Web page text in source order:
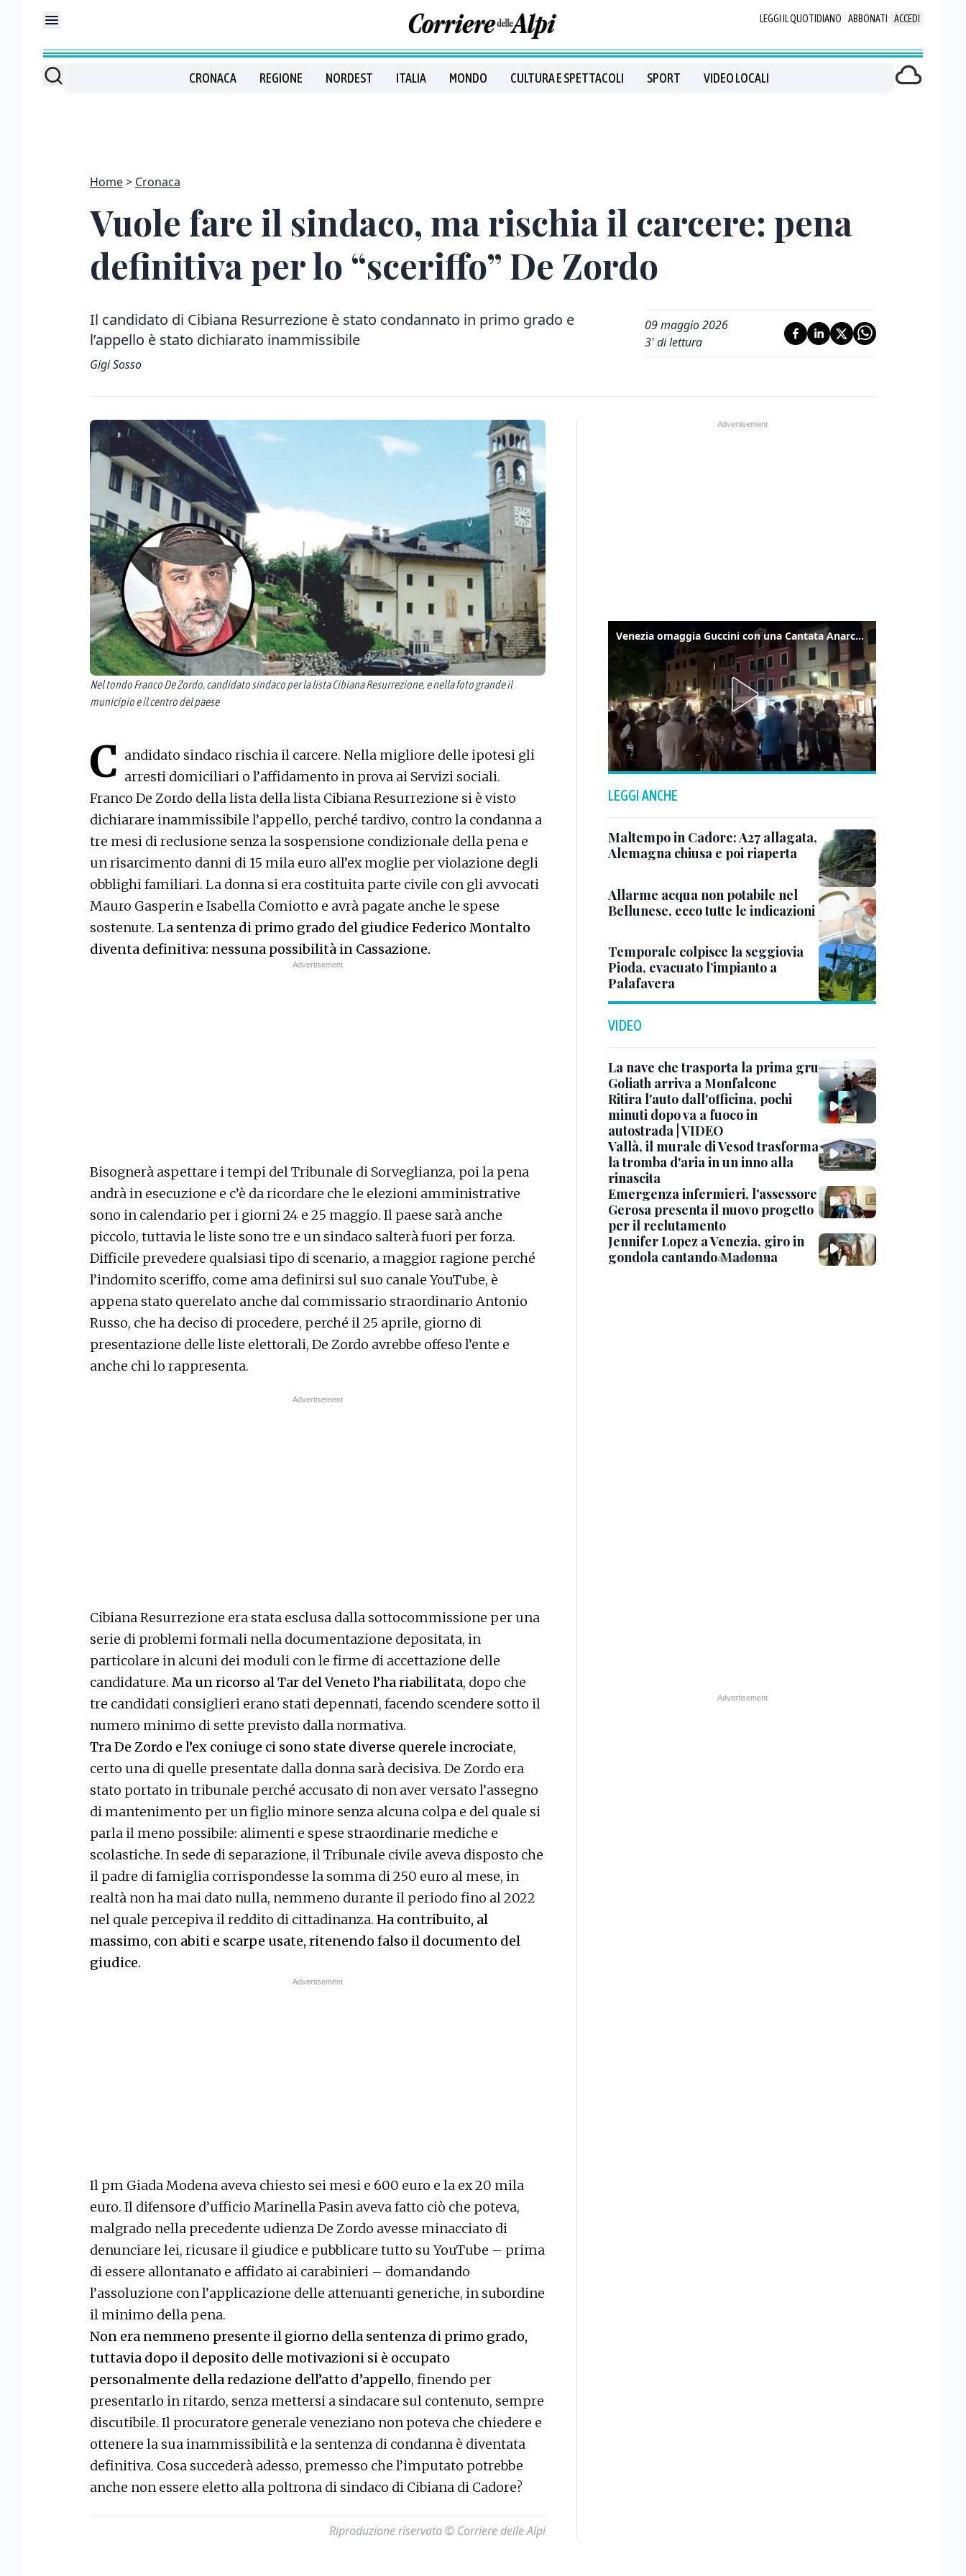
LEGGI IL QUOTIDIANO ABBONATI ACCEDI
CRONACA REGIONE NORDEST ITALIA MONDO CULTURA E SPETTACOLI SPORT VIDEO LOCALI
Home Cronaca
Vuole fare il sindaco, ma rischia il carcere: pena
definitiva per lo “sceriffo” De Zordo
Il candidato di Cibiana Resurrezione è stato condannato in primo grado e
l’appello è stato dichiarato inammissibile
Gigi Sosso
09 maggio 2026
3' di lettura
Nel tondo Franco De Zordo, candidato sindaco per la lista Cibiana Resurrezione, e nella foto grande il
municipio e il centro del paese
C andidato sindaco rischia il carcere. Nella migliore delle ipotesi gli
arresti domiciliari o l’affidamento in prova ai Servizi sociali.
Franco De Zordo della lista della lista Cibiana Resurrezione si è visto
dichiarare inammissibile l’appello, perché tardivo, contro la condanna a
tre mesi di reclusione senza la sospensione condizionale della pena e
un risarcimento danni di 15 mila euro all’ex moglie per violazione degli
obblighi familiari. La donna si era costituita parte civile con gli avvocati
Mauro Gasperin e Isabella Comiotto e avrà pagate anche le spese
sostenute. La sentenza di primo grado del giudice Federico Montalto
diventa definitiva: nessuna possibilità in Cassazione.
Bisognerà aspettare i tempi del Tribunale di Sorveglianza, poi la pena
andrà in esecuzione e c’è da ricordare che le elezioni amministrative
sono in calendario per i giorni 24 e 25 maggio. Il paese sarà anche
piccolo, tuttavia le liste sono tre e un sindaco salterà fuori per forza.
Difficile prevedere qualsiasi tipo di scenario, a maggior ragione perché
l’indomito sceriffo, come ama definirsi sul suo canale YouTube, è
appena stato querelato anche dal commissario straordinario Antonio
Russo, che ha deciso di procedere, perché il 25 aprile, giorno di
presentazione delle liste elettorali, De Zordo avrebbe offeso l’ente e
anche chi lo rappresenta.
Cibiana Resurrezione era stata esclusa dalla sottocommissione per una
serie di problemi formali nella documentazione depositata, in
particolare in alcuni dei moduli con le firme di accettazione delle
candidature. Ma un ricorso al Tar del Veneto l’ha riabilitata, dopo che
tre candidati consiglieri erano stati depennati, facendo scendere sotto il
numero minimo di sette previsto dalla normativa.
Tra De Zordo e l’ex coniuge ci sono state diverse querele incrociate,
certo una di quelle presentate dalla donna sarà decisiva. De Zordo era
stato portato in tribunale perché accusato di non aver versato l’assegno
di mantenimento per un figlio minore senza alcuna colpa e del quale si
parla il meno possibile: alimenti e spese straordinarie mediche e
scolastiche. In sede di separazione, il Tribunale civile aveva disposto che
il padre di famiglia corrispondesse la somma di 250 euro al mese, in
realtà non ha mai dato nulla, nemmeno durante il periodo fino al 2022
nel quale percepiva il reddito di cittadinanza. Ha contribuito, al
massimo, con abiti e scarpe usate, ritenendo falso il documento del
giudice.
Il pm Giada Modena aveva chiesto sei mesi e 600 euro e la ex 20 mila
euro. Il difensore d’ufficio Marinella Pasin aveva fatto ciò che poteva,
malgrado nella precedente udienza De Zordo avesse minacciato di
denunciare lei, ricusare il giudice e pubblicare tutto su YouTube – prima
di essere allontanato e affidato ai carabinieri – domandando
l’assoluzione con l’applicazione delle attenuanti generiche, in subordine
il minimo della pena.
Non era nemmeno presente il giorno della sentenza di primo grado,
tuttavia dopo il deposito delle motivazioni si è occupato
personalmente della redazione dell’atto d’appello, finendo per
presentarlo in ritardo, senza mettersi a sindacare sul contenuto, sempre
discutibile. Il procuratore generale veneziano non poteva che chiedere e
ottenere la sua inammissibilità e la sentenza di condanna è diventata
definitiva. Cosa succederà adesso, premesso che l’imputato potrebbe
anche non essere eletto alla poltrona di sindaco di Cibiana di Cadore?
Riproduzione riservata © Corriere delle Alpi
Venezia omaggia Guccini con una Cantata Anarchica in campo Santa Margherita
LEGGI ANCHE
Maltempo in Cadore: A27 allagata,
Alemagna chiusa e poi riaperta
Allarme acqua non potabile nel
Bellunese, ecco tutte le indicazioni
Temporale colpisce la seggiovia
Pioda, evacuato l’impianto a
Palafavera
VIDEO
La nave che trasporta la prima gru
Goliath arriva a Monfalcone
Ritira l'auto dall'officina, pochi
minuti dopo va a fuoco in
autostrada | VIDEO
Vallà, il murale di Vesod trasforma
la tromba d'aria in un inno alla
rinascita
Emergenza infermieri, l'assessore
Gerosa presenta il nuovo progetto
per il reclutamento
Jennifer Lopez a Venezia, giro in
gondola cantando Madonna